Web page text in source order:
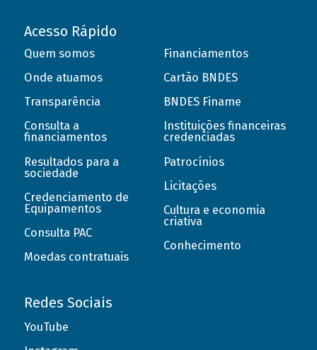
Acesso Rápido
Quem somos
Onde atuamos
Transparência
Consulta a
financiamentos
Resultados para a
sociedade
Credenciamento de
Equipamentos
Consulta PAC
Moedas contratuais
Financiamentos
Cartão BNDES
BNDES Finame
Instituições financeiras
credenciadas
Patrocínios
Licitações
Cultura e economia
criativa
Conhecimento
Redes Sociais
YouTube